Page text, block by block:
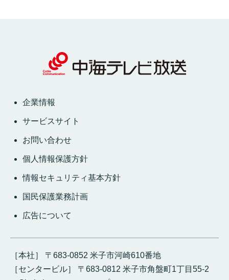
企業情報
サービスサイト
お問い合わせ
個人情報保護方針
情報セキュリティ基本方針
国民保護業務計画
広告について
［本社］ 〒683-0852 米子市河崎610番地
［センタービル］ 〒683-0812 米子市角盤町1丁目55-2